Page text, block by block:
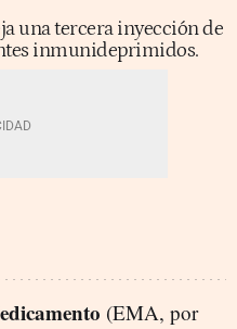
una tercera inyección de
inmunideprimidos.
(EMA, por